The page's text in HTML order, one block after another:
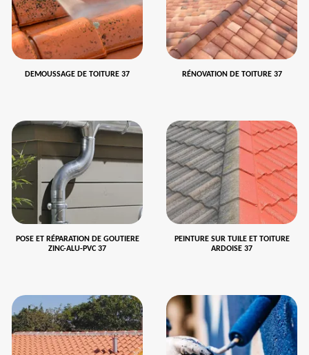
DEMOUSSAGE DE TOITURE 37 RÉNOVATION DE TOITURE 37
POSE ET RÉPARATION DE GOUTIERE
ZINC-ALU-PVC 37
PEINTURE SUR TUILE ET TOITURE
ARDOISE 37